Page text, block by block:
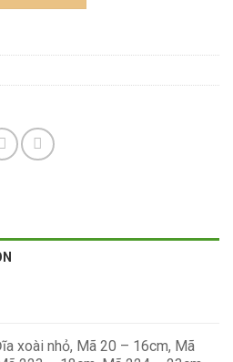
xoài nhỏ, Mã 20 – 16cm, Mã